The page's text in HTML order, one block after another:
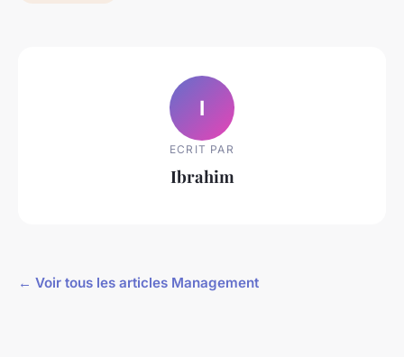
I
ECRIT PAR
Ibrahim
← Voir tous les articles Management